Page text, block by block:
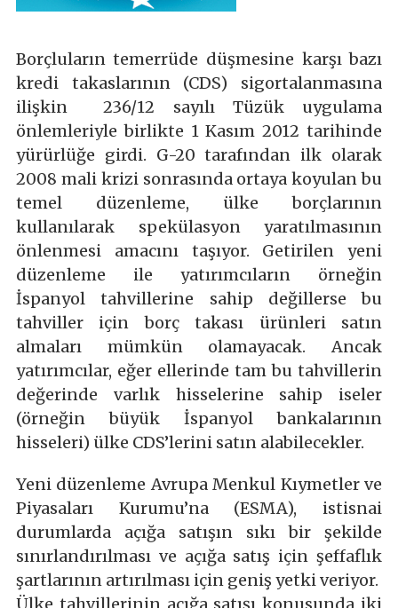
Borçluların temerrüde düşmesine karşı bazı
kredi takaslarının (CDS) sigortalanmasına
ilişkin 236/12 sayılı Tüzük uygulama
önlemleriyle birlikte 1 Kasım 2012 tarihinde
yürürlüğe girdi. G-20 tarafından ilk olarak
2008 mali krizi sonrasında ortaya koyulan bu
temel düzenleme, ülke borçlarının
kullanılarak spekülasyon yaratılmasının
önlenmesi amacını taşıyor. Getirilen yeni
düzenleme ile yatırımcıların örneğin
İspanyol tahvillerine sahip değillerse bu
tahviller için borç takası ürünleri satın
almaları mümkün olamayacak. Ancak
yatırımcılar, eğer ellerinde tam bu tahvillerin
değerinde varlık hisselerine sahip iseler
(örneğin büyük İspanyol bankalarının
hisseleri) ülke CDS’lerini satın alabilecekler.
Yeni düzenleme Avrupa Menkul Kıymetler ve
Piyasaları Kurumu’na (ESMA), istisnai
durumlarda açığa satışın sıkı bir şekilde
sınırlandırılması ve açığa satış için şeffaflık
şartlarının artırılması için geniş yetki veriyor.